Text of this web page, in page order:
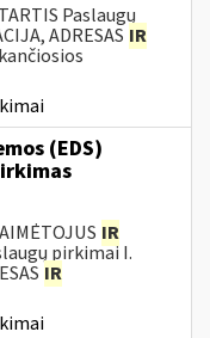
Paslaugų
ADRESAS IR
(EDS)
IR
pirkimai I.
IR